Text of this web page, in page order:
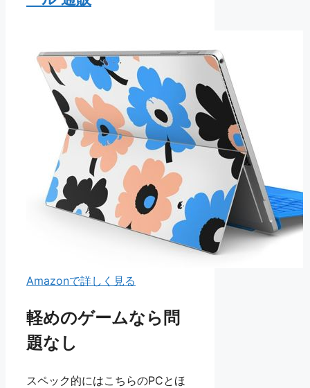
Amazonで詳しく見る
軽めのゲームなら問
題なし
スペック的にはこちらのPCとほ